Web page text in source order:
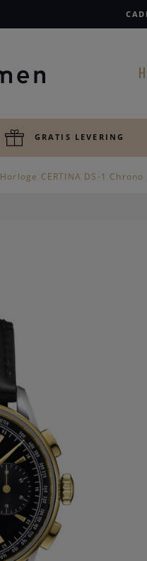
GRATIS LEVERING
Horloge CERTINA DS-1